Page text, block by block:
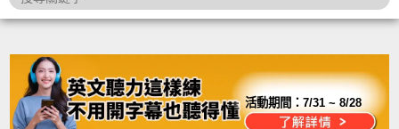
活動期間：7/31 ~ 8/28